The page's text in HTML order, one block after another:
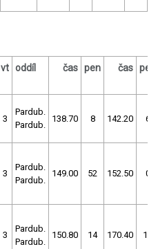
vt oddíl čas pen čas pen
3
Pardub.
Pardub.
138.70 8 142.20 6
3
Pardub.
Pardub.
149.00 52 152.50 0
3
Pardub.
Pardub.
150.80 14 170.40 14